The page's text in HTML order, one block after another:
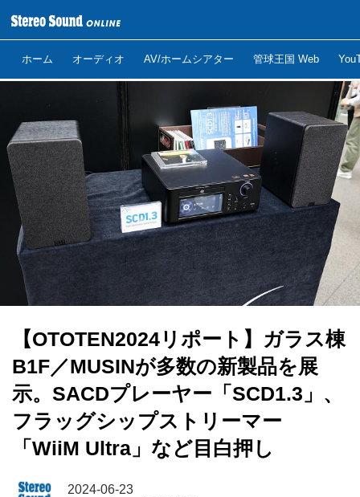
ホーム オーディオ AV/ホームシアター 管球王国 Web
【OTOTEN2024リポート】ガラス棟
B1F／MUSINが多数の新製品を展
示。SACDプレーヤー「SCD1.3」、
フラッグシップストリーマー
「WiiM Ultra」など目白押し
2024-06-23